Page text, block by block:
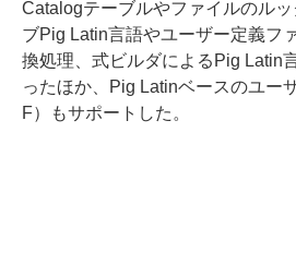
Catalogテーブルやファイルのル
ブPig Latin言語やユーザー定義フ
換処理、式ビルダによるPig Latin
ったほか、Pig Latinベースのユー
F）もサポートした。